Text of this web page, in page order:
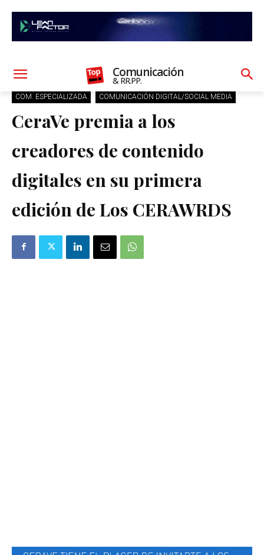
Comunicación
& RR.PP.
COM. ESPECIALIZADA COMUNICACIÓN DIGITAL/SOCIAL MEDIA
CeraVe premia a los
creadores de contenido
digitales en su primera
edición de Los CERAWRDS